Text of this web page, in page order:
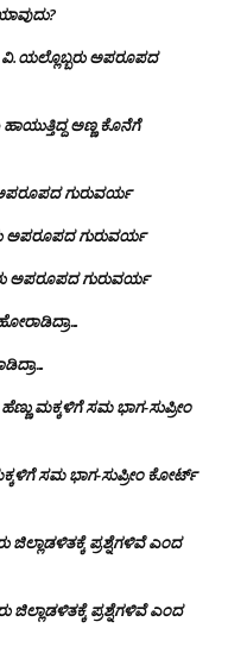
ಅಪರೂಪದ
ಅಣ್ಣ ಕೊನೆಗೆ
ಗುರುವರ್ಯ
ಅಪರೂಪದ ಗುರುವರ್ಯ
ಅಪರೂಪದ ಗುರುವರ್ಯ
ಹೋರಾಡಿದ್ರಾ…
ಮಕ್ಕಳಿಗೆ ಸಮ ಭಾಗ-ಸುಪ್ರೀಂ
ಸಮ ಭಾಗ-ಸುಪ್ರೀಂ ಕೋರ್ಟ್
ಪ್ರಶ್ನೆಗಳಿವೆ ಎಂದ
ಪ್ರಶ್ನೆಗಳಿವೆ ಎಂದ